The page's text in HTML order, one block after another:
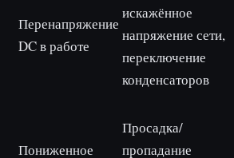
Перенапряжение
DC в работе
искажённое
напряжение сети,
переключение
конденсаторов
Пониженное
Просадка/
пропадание